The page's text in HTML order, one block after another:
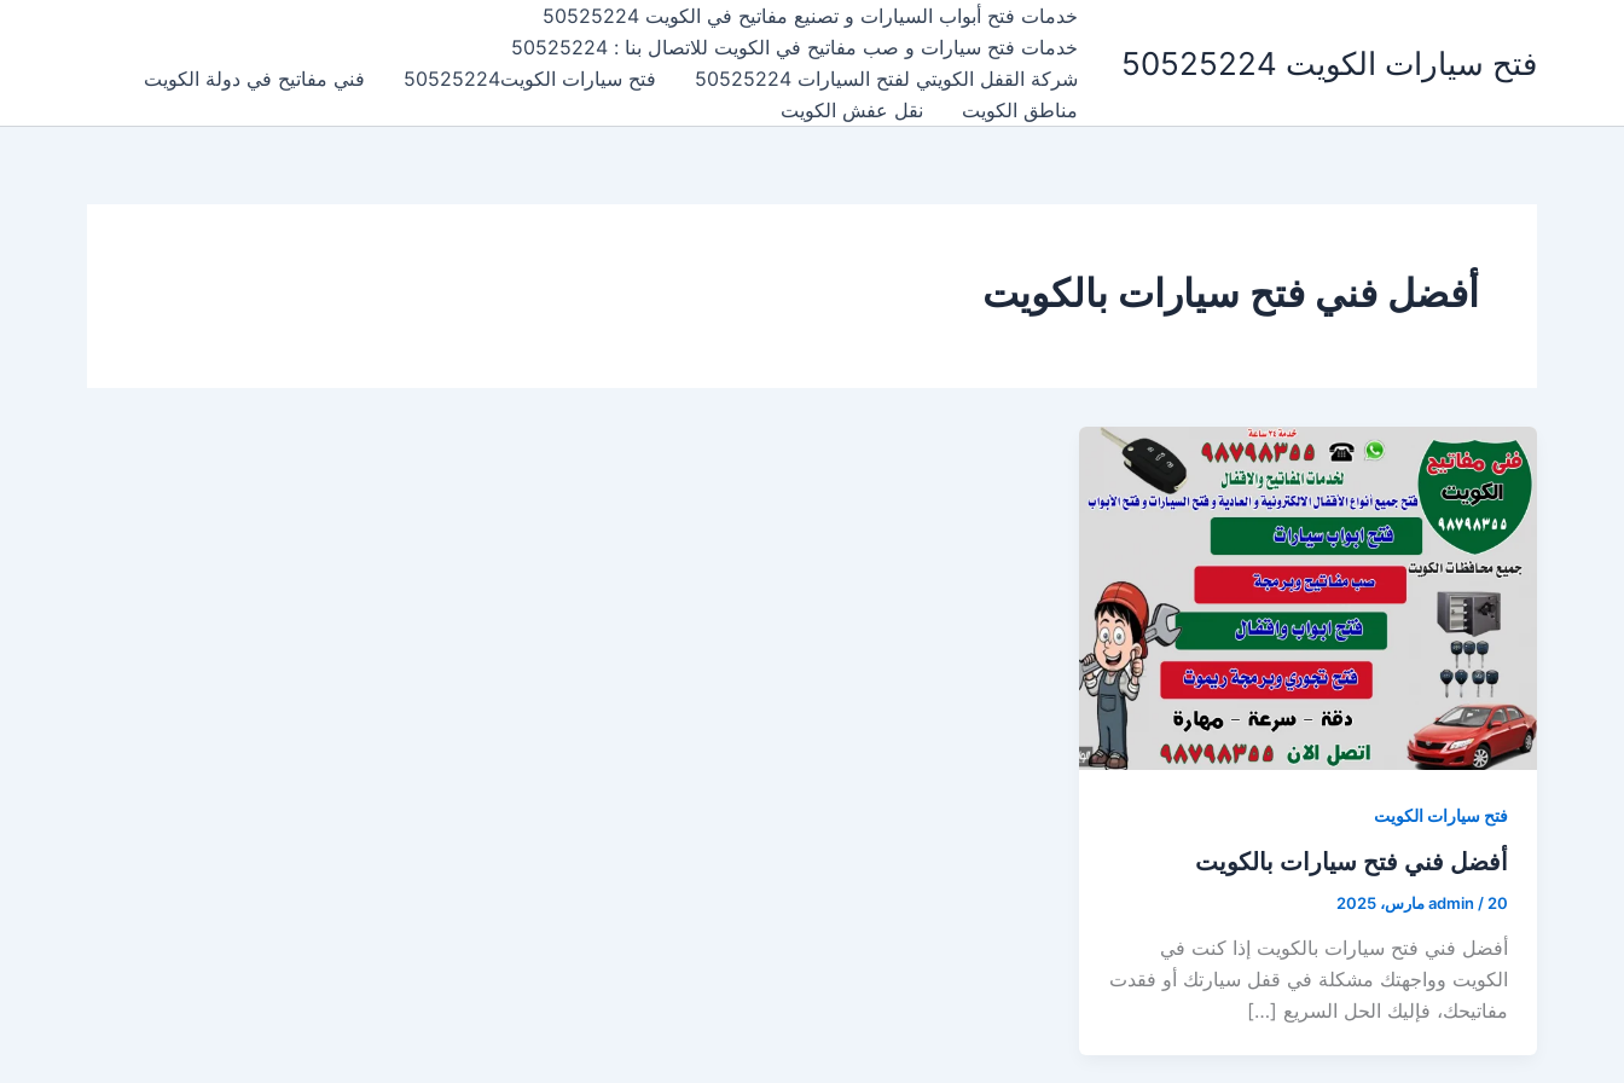
فتح سيارات الكويت 50525224
خدمات فتح أبواب السيارات و تصنيع مفاتيح في الكويت 50525224
خدمات فتح سيارات و صب مفاتيح في الكويت للاتصال بنا : 50525224
شركة القفل الكويتي لفتح السيارات 50525224
فتح سيارات الكويت50525224
فني مفاتيح في دولة الكويت
مناطق الكويت
نقل عفش الكويت
أفضل فني فتح سيارات بالكويت
فتح سيارات الكويت
أفضل فني فتح سيارات بالكويت
admin / 20 مارس، 2025
أفضل فني فتح سيارات بالكويت إذا كنت في
الكويت وواجهتك مشكلة في قفل سيارتك أو فقدت
مفاتيحك، فإليك الحل السريع […]